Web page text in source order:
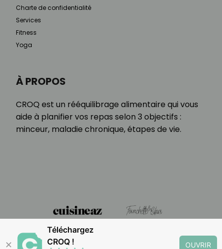
À PROPOS
CROQ est un rééquilibrage alimentaire qui vous
aide à planifier vos repas selon 3 objectifs :
minceur, maladie chronique, étapes de vie.
Charte de confidentialité
Services
Fitness
Yoga
✕
Téléchargez
CROQ !
OUVRIR